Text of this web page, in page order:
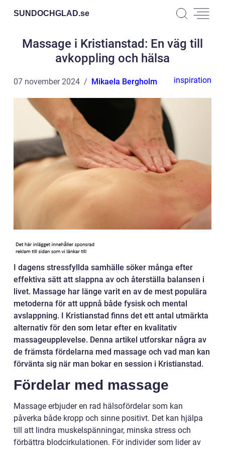
SUNDOCHGLAD.se
Massage i Kristianstad: En väg till
avkoppling och hälsa
07 november 2024 Mikaela Bergholm inspiration
I dagens stressfyllda samhälle söker många efter
effektiva sätt att slappna av och återställa balansen i
livet. Massage har länge varit en av de mest populära
metoderna för att uppnå både fysisk och mental
avslappning. I Kristianstad finns det ett antal utmärkta
alternativ för den som letar efter en kvalitativ
massageupplevelse. Denna artikel utforskar några av
de främsta fördelarna med massage och vad man kan
förvänta sig när man bokar en session i Kristianstad.
Fördelar med massage
Massage erbjuder en rad hälsofördelar som kan
påverka både kropp och sinne positivt. Det kan hjälpa
till att lindra muskelspänningar, minska stress och
förbättra blodcirkulationen. För individer som lider av